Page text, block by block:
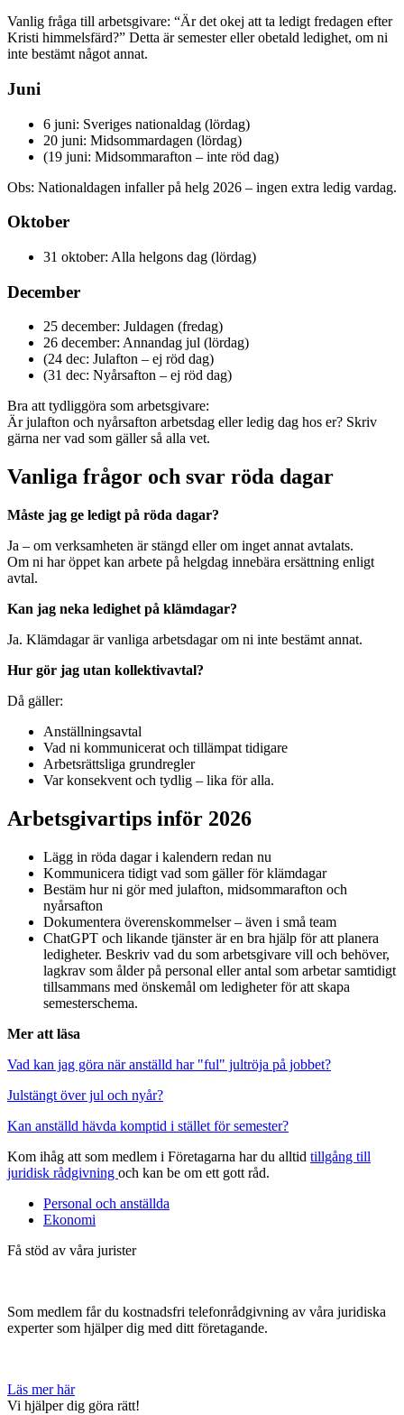
Vanlig fråga till arbetsgivare: “Är det okej att ta ledigt fredagen efter
Kristi himmelsfärd?” Detta är semester eller obetald ledighet, om ni
inte bestämt något annat.
Juni
6 juni: Sveriges nationaldag (lördag)
20 juni: Midsommardagen (lördag)
(19 juni: Midsommarafton – inte röd dag)
Obs: Nationaldagen infaller på helg 2026 – ingen extra ledig vardag.
Oktober
31 oktober: Alla helgons dag (lördag)
December
25 december: Juldagen (fredag)
26 december: Annandag jul (lördag)
(24 dec: Julafton – ej röd dag)
(31 dec: Nyårsafton – ej röd dag)
Bra att tydliggöra som arbetsgivare:
Är julafton och nyårsafton arbetsdag eller ledig dag hos er? Skriv
gärna ner vad som gäller så alla vet.
Vanliga frågor och svar röda dagar
Måste jag ge ledigt på röda dagar?
Ja – om verksamheten är stängd eller om inget annat avtalats.
Om ni har öppet kan arbete på helgdag innebära ersättning enligt
avtal.
Kan jag neka ledighet på klämdagar?
Ja. Klämdagar är vanliga arbetsdagar om ni inte bestämt annat.
Hur gör jag utan kollektivavtal?
Då gäller:
Anställningsavtal
Vad ni kommunicerat och tillämpat tidigare
Arbetsrättsliga grundregler
Var konsekvent och tydlig – lika för alla.
Arbetsgivartips inför 2026
Lägg in röda dagar i kalendern redan nu
Kommunicera tidigt vad som gäller för klämdagar
Bestäm hur ni gör med julafton, midsommarafton och
nyårsafton
Dokumentera överenskommelser – även i små team
ChatGPT och likande tjänster är en bra hjälp för att planera
ledigheter. Beskriv vad du som arbetsgivare vill och behöver,
lagkrav som ålder på personal eller antal som arbetar samtidigt
tillsammans med önskemål om ledigheter för att skapa
semesterschema.
Mer att läsa
Vad kan jag göra när anställd har "ful" jultröja på jobbet?
Julstängt över jul och nyår?
Kan anställd hävda komptid i stället för semester?
Kom ihåg att som medlem i Företagarna har du alltid tillgång till
juridisk rådgivning och kan be om ett gott råd.
Personal och anställda
Ekonomi
Få stöd av våra jurister
Som medlem får du kostnadsfri telefonrådgivning av våra juridiska
experter som hjälper dig med ditt företagande.
Läs mer här
Vi hjälper dig göra rätt!